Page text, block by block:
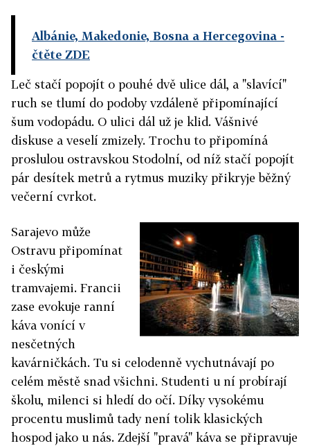
Albánie, Makedonie, Bosna a Hercegovina -
čtěte ZDE
Leč stačí popojít o pouhé dvě ulice dál, a "slavící"
ruch se tlumí do podoby vzdáleně připomínající
šum vodopádu. O ulici dál už je klid. Vášnivé
diskuse a veselí zmizely. Trochu to připomíná
proslulou ostravskou Stodolní, od níž stačí popojít
pár desítek metrů a rytmus muziky přikryje běžný
večerní cvrkot.
Sarajevo může
Ostravu připomínat
i českými
tramvajemi. Francii
zase evokuje ranní
káva vonící v
nesčetných
kavárničkách. Tu si celodenně vychutnávají po
celém městě snad všichni. Studenti u ní probírají
školu, milenci si hledí do očí. Díky vysokému
procentu muslimů tady není tolik klasických
hospod jako u nás. Zdejší "pravá" káva se připravuje